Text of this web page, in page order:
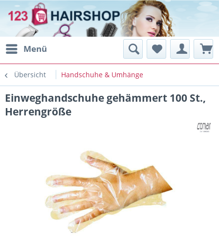
Menü
Übersicht Handschuhe & Umhänge
Einweghandschuhe gehämmert 100 St.,
Herrengröße